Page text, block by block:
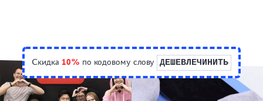
Скидка 10% по кодовому слову ДЕШЕВЛЕЧИНИТЬ